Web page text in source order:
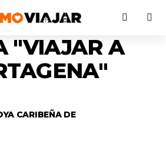
"VIAJAR A
CARIBEÑA DE